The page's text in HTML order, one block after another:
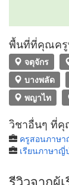
พื้นที่ที่คุณครู
จตุจักร
บางพลัด
พญาไท
วิชาอื่นๆ ที่
ครูสอนภาษ
เรียนภาษาญี่
รีวิวจากผู้